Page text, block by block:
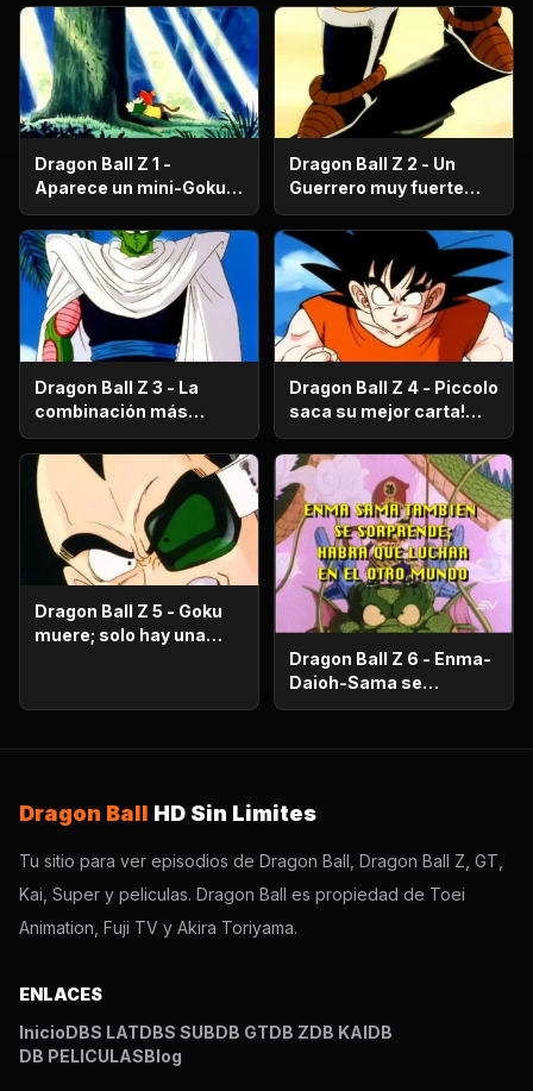
Dragon Ball Z 1 -
Aparece un mini-Goku,
su nombre es Gohan.
Dragon Ball Z 2 - Un
Guerrero muy fuerte
con antecedentes
históricos; se trata del
hermano mayor de
Goku.
Dragon Ball Z 3 - La
combinación más
fuerte de este Mundo.
Dragon Ball Z 4 - Piccolo
saca su mejor carta!
Gohan, un niño llorón.
Dragon Ball Z 5 - Goku
muere; solo hay una
Dragon Ball Z 6 - Enma-
Daioh-Sama se
sorprende. Habrá que
mundo?
Dragon Ball HD Sin Limites
Tu sitio para ver episodios de Dragon Ball, Dragon Ball Z, GT,
Kai, Super y peliculas. Dragon Ball es propiedad de Toei
Animation, Fuji TV y Akira Toriyama.
ENLACES
InicioDBS LATDBS SUBDB GTDB ZDB KAIDB
DB PELICULASBlog